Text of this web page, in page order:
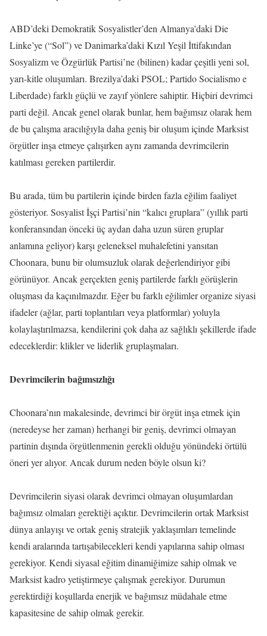
ABD’deki Demokratik Sosyalistler’den Almanya’daki Die
Linke’ye (“Sol”) ve Danimarka’daki Kızıl Yeşil İttifakından
Sosyalizm ve Özgürlük Partisi’ne (bilinen) kadar çeşitli yeni sol,
yarı-kitle oluşumları. Brezilya’daki PSOL; Partido Socialismo e
Liberdade) farklı güçlü ve zayıf yönlere sahiptir. Hiçbiri devrimci
parti değil. Ancak genel olarak bunlar, hem bağımsız olarak hem
de bu çalışma aracılığıyla daha geniş bir oluşum içinde Marksist
örgütler inşa etmeye çalışırken aynı zamanda devrimcilerin
katılması gereken partilerdir.
Bu arada, tüm bu partilerin içinde birden fazla eğilim faaliyet
gösteriyor. Sosyalist İşçi Partisi’nin “kalıcı gruplara” (yıllık parti
konferansından önceki üç aydan daha uzun süren gruplar
anlamına geliyor) karşı geleneksel muhalefetini yansıtan
Choonara, bunu bir olumsuzluk olarak değerlendiriyor gibi
görünüyor. Ancak gerçekten geniş partilerde farklı görüşlerin
oluşması da kaçınılmazdır. Eğer bu farklı eğilimler organize siyasi
ifadeler (ağlar, parti toplantıları veya platformlar) yoluyla
kolaylaştırılmazsa, kendilerini çok daha az sağlıklı şekillerde ifade
edeceklerdir: klikler ve liderlik gruplaşmaları.
Devrimcilerin bağımsızlığı
Choonara’nın makalesinde, devrimci bir örgüt inşa etmek için
(neredeyse her zaman) herhangi bir geniş, devrimci olmayan
partinin dışında örgütlenmenin gerekli olduğu yönündeki örtülü
öneri yer alıyor. Ancak durum neden böyle olsun ki?
Devrimcilerin siyasi olarak devrimci olmayan oluşumlardan
bağımsız olmaları gerektiği açıktır. Devrimcilerin ortak Marksist
dünya anlayışı ve ortak geniş stratejik yaklaşımları temelinde
kendi aralarında tartışabilecekleri kendi yapılarına sahip olması
gerekiyor. Kendi siyasal eğitim dinamiğimize sahip olmak ve
Marksist kadro yetiştirmeye çalışmak gerekiyor. Durumun
gerektirdiği koşullarda enerjik ve bağımsız müdahale etme
kapasitesine de sahip olmak gerekir.